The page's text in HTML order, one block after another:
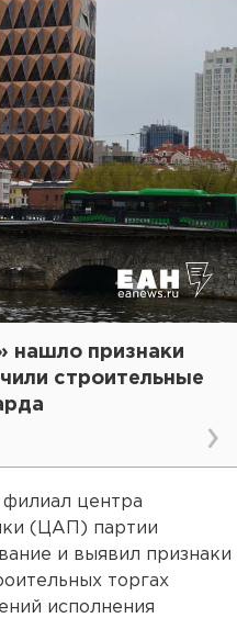
нашло признаки
строительные
филиал центра
(ЦАП) партии
и выявил признаки
торгах
исполнения